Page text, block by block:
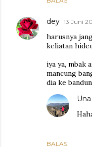
dey 13 Juni
harusnya
keliatan
iya ya, mbak
mancung
dia ke
BALAS
Una